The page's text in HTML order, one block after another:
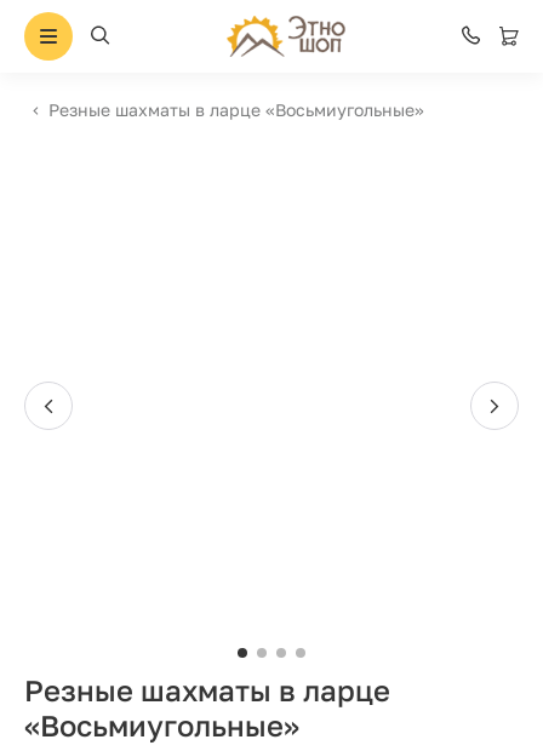
Резные шахматы в ларце «Восьмиугольные»
Резные шахматы в ларце
«Восьмиугольные»